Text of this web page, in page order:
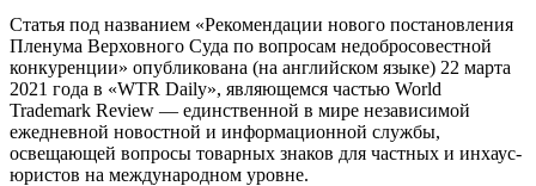
Статья под названием «Рекомендации нового постановления
Пленума Верховного Суда по вопросам недобросовестной
конкуренции» опубликована (на английском языке) 22 марта
2021 года в «WTR Daily», являющемся частью World
Trademark Review — единственной в мире независимой
ежедневной новостной и информационной службы,
освещающей вопросы товарных знаков для частных и инхаус-
юристов на международном уровне.